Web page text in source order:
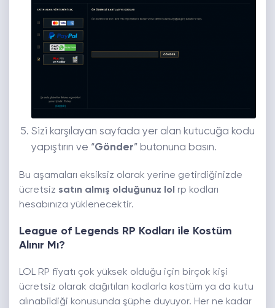
Sizi karşılayan sayfada yer alan kutucuğa kodu
yapıştırın ve “Gönder” butonuna basın.
Bu aşamaları eksiksiz olarak yerine getirdiğinizde
ücretsiz satın almış olduğunuz lol
rp kodları
hesabınıza yüklenecektir.
League of Legends RP Kodları ile Kostüm
Alınır Mı?
LOL RP fiyatı çok yüksek olduğu için birçok kişi
ücretsiz olarak dağıtılan kodlarla kostüm ya da kutu
alınabildiği konusunda şüphe duyuyor. Her ne kadar